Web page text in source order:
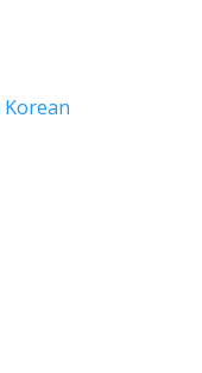
Korean